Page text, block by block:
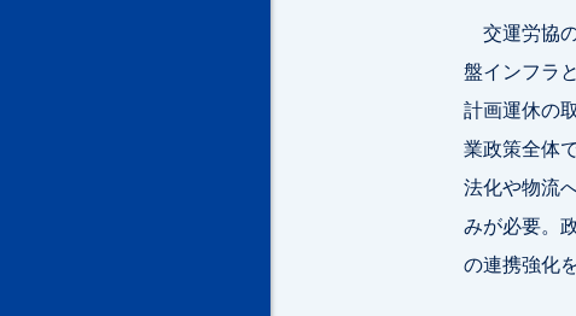
交運労協
盤インフラ
計画運休の
業政策全体
法化や物流
みが必要。
の連携強化